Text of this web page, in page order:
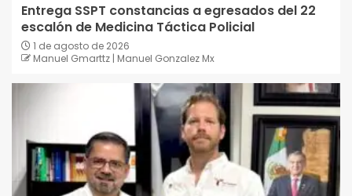
Entrega SSPT constancias a egresados del 22
escalón de Medicina Táctica Policial
1 de agosto de 2026
Manuel Gmarttz | Manuel Gonzalez Mx